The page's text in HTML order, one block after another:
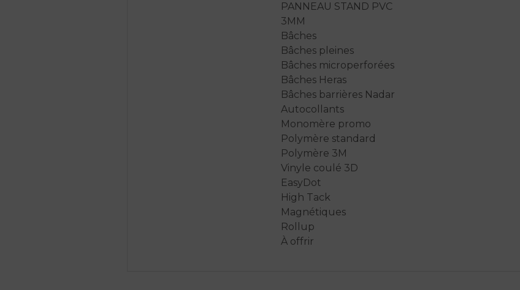
PANNEAU STAND PVC
3MM
Bâches
Bâches pleines
Bâches microperforées
Bâches Heras
Bâches barrières Nadar
Autocollants
Monomère promo
Polymère standard
Polymère 3M
Vinyle coulé 3D
EasyDot
High Tack
Magnétiques
Rollup
À offrir